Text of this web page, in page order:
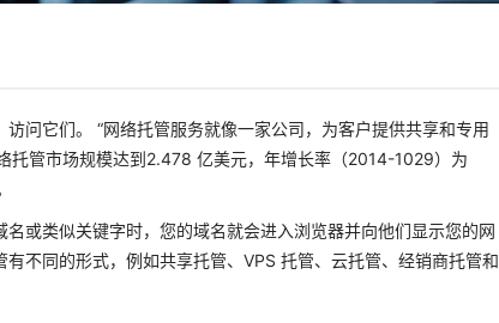
问它们。 “网络托管服务就像一家公司，为客户提供共享和专用
托管市场规模达到2.478 亿美元，年增长率（2014-1029）为
或类似关键字时，您的域名就会进入浏览器并向他们显示您的网
不同的形式，例如共享托管、VPS 托管、云托管、经销商托管和